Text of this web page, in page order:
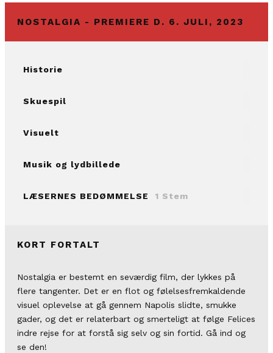
NOSTALGIA - PREMIERE D. 6. JULI, 2023
KORT FORTALT
Nostalgia er bestemt en seværdig film, der lykkes på
flere tangenter. Det er en flot og følelsesfremkaldende
visuel oplevelse at gå gennem Napolis slidte, smukke
gader, og det er relaterbart og smerteligt at følge Felices
indre rejse for at forstå sig selv og sin fortid. Gå ind og
se den!
Historie
Skuespil
Visuelt
Musik og lydbillede
LÆSERNES BEDØMMELSE 1 Stem